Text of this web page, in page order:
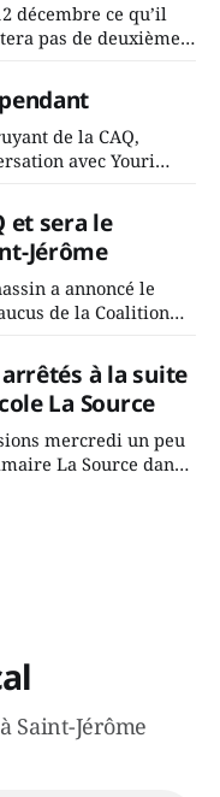
décembre ce qu’il
pas de deuxième
Bourcier en a
de la ville,
souper
de la CAQ,
avec Youri
Y songeait-il
indépendant dans 2
les
lui
et sera le
Jérôme
a annoncé le
de la Coalition
qu'il est déçu du
son incapacité, qu'il
à la suite
La Source
mercredi un peu
La Source dans
L'une de deux
et aspergée
Saint-Jérôme